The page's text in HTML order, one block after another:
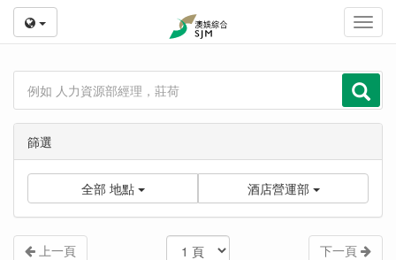
篩選
全部 地點 酒店營運部
上一頁 下一頁